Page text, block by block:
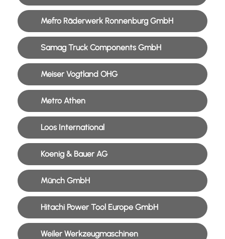
Mefro Räderwerk Ronnenburg GmbH
Samag Truck Components GmbH
Meiser Vogtland OHG
Metro Athen
Loos International
Koenig & Bauer AG
Münch GmbH
Hitachi Power Tool Europe GmbH
Weiler Werkzeugmaschinen